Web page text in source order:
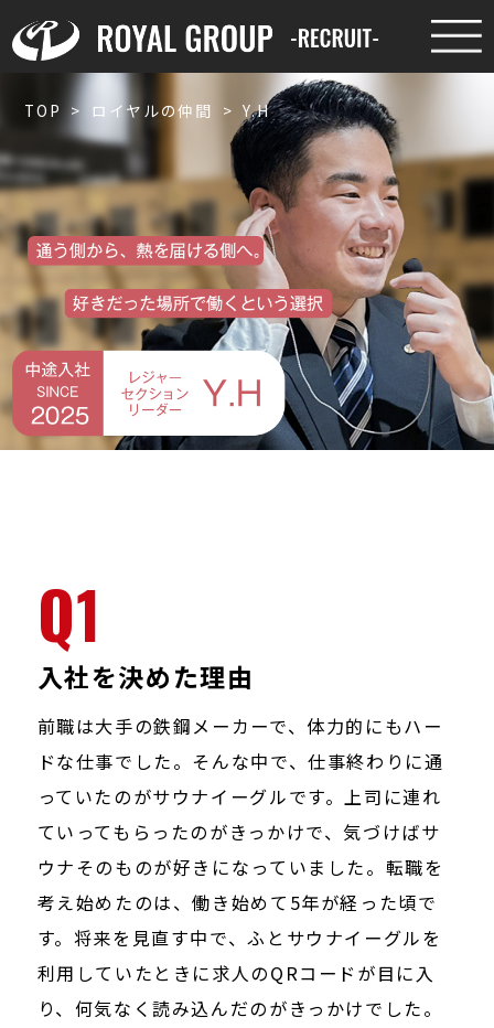
TOP > ロイヤルの仲間 > Y.H
Q1
入社を決めた理由
前職は大手の鉄鋼メーカーで、体力的にもハー
ドな仕事でした。そんな中で、仕事終わりに通
っていたのがサウナイーグルです。上司に連れ
ていってもらったのがきっかけで、気づけばサ
ウナそのものが好きになっていました。転職を
考え始めたのは、働き始めて5年が経った頃で
す。将来を見直す中で、ふとサウナイーグルを
利用していたときに求人のQRコードが目に入
り、何気なく読み込んだのがきっかけでした。